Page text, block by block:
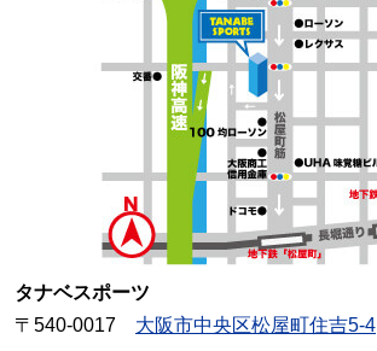
タナベスポーツ
〒540-0017 大阪市中央区松屋町住吉5-4